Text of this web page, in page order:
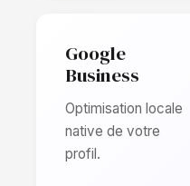
Google
Business
Optimisation locale
native de votre
profil.